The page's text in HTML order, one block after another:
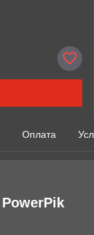
Оплата